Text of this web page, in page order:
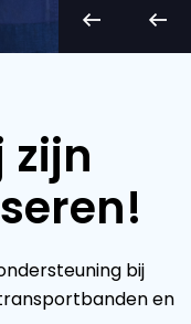
zijn
bij
en